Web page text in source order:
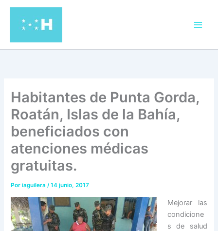
contenido
Habitantes de Punta Gorda,
Roatán, Islas de la Bahía,
beneficiados con
atenciones médicas
gratuitas.
Poriaguilera/14 junio, 2017
Mejorar las
condicione
s de salud